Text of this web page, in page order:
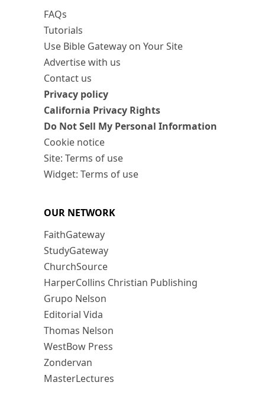
FAQs
Tutorials
Use Bible Gateway on Your Site
Advertise with us
Contact us
Privacy policy
California Privacy Rights
Do Not Sell My Personal Information
Cookie notice
Site: Terms of use
Widget: Terms of use
OUR NETWORK
FaithGateway
StudyGateway
ChurchSource
HarperCollins Christian Publishing
Grupo Nelson
Editorial Vida
Thomas Nelson
WestBow Press
Zondervan
MasterLectures